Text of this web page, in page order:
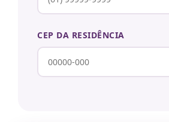
CEP DA RESIDÊNCIA